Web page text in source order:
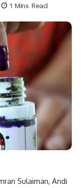
1 Mins Read
Sulaiman, Andi